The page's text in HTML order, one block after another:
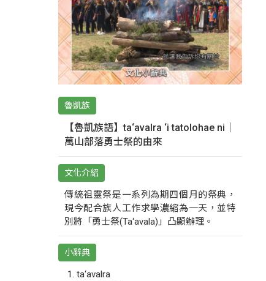
魯凱族
【魯凱族語】ta‘avalra ‘i tatolohae ni｜
萬山部落勇士祭的由來
文化介紹
傳統祖靈祭是一系列為期四個月的祭典，
現今配合族人工作求學濃縮為一天，並特
別將「勇士祭(Ta‘avala)」凸顯辦理。
小辭典
ta‘avalra